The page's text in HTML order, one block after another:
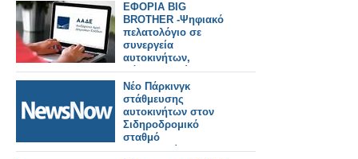
ΕΦΟΡΙΑ BIG
BROTHER -Ψηφιακό
πελατολόγιο σε
συνεργεία
αυτοκινήτων,
πάρκινγκ, χώρους
εκδηλώσεων
Νέο Πάρκινγκ
στάθμευσης
αυτοκινήτων στον
Σιδηροδρομικό
σταθμό
Θεσσαλονίκης;